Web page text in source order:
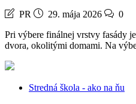
PR 29. mája 2026
0
Pri výbere finálnej vrstvy fasády
dvora, okolitými domami. Na
Stredná škola - ako na ňu